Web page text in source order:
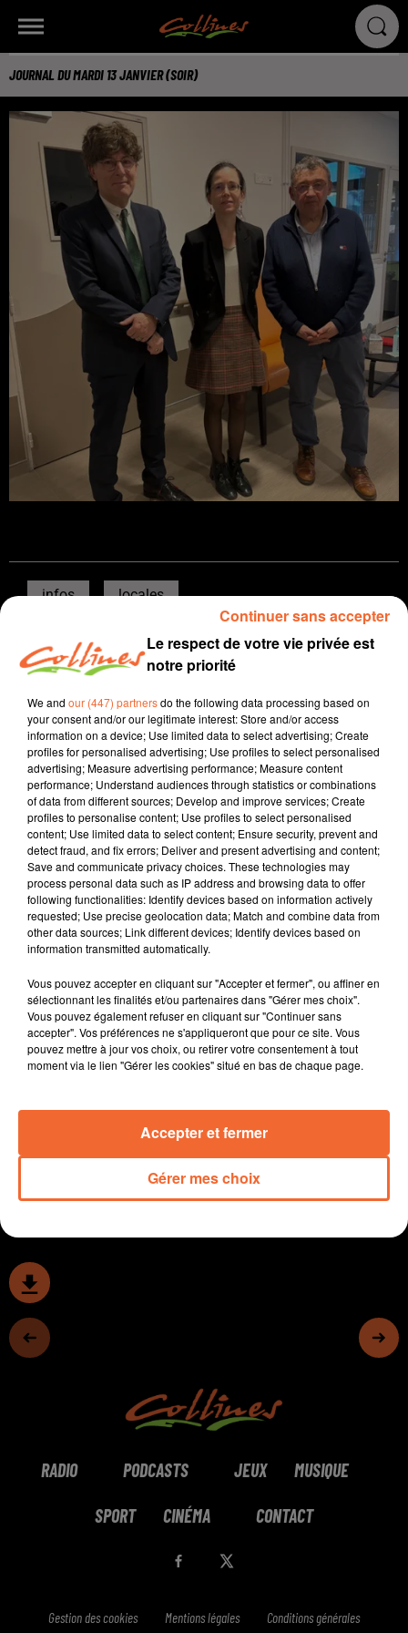
JOURNAL DU MARDI 13 JANVIER (SOIR)
infos locales
13 janvier 2026 - 12 min 58 sec
JOURNAL DU MARDI 13 JANVIER (SOIR)
Patrice Bémanangy
L'info près de chez vous
Présenté par Patrice Bémanangy
Une action d'agriculteurs bio cet après-midi devant le
siège du transformateur bio " Léa Nature " à Périgny
dans la banlieue rochelaise. Ils dénoncent l'utilisation
par l'entreprise de produits de base d'origine étrangère.
Les voeux de l'hôpital local de Mauléon hier, cérémonie
qui s'est déroulée symboliquement dans les murs du
nouvel EHPAD ( photo ).
8 à 10.000 personnes en France en souffrent. La
un documentaire le nanisme qui sera diffusé la
semaine prochaine sur France 2.
Le premier festival " MDR " au Moulin du Roc à Niort
débute demain...l'occasion de présenter l’humour à
bressuiraise Boc'Hall ce samedi avec 3 formations sur
la scène de la salle Emeraude.
0:00 12 min 58 sec
RADIO PODCASTS JEUX MUSIQUE
SPORT CINÉMA CONTACT
Gestion des cookies Mentions légales Conditions générales
Le respect de votre vie privée est
notre priorité
We and our (447) partnersdo the following data processing based on
your consent and/or our legitimate interest: Store and/or access
information on a device; Use limited data to select advertising; Create
profiles for personalised advertising; Use profiles to select personalised
advertising; Measure advertising performance; Measure content
performance; Understand audiences through statistics or combinations
of data from different sources; Develop and improve services; Create
profiles to personalise content; Use profiles to select personalised
content; Use limited data to select content; Ensure security, prevent and
detect fraud, and fix errors; Deliver and present advertising and content;
Save and communicate privacy choices. These technologies may
process personal data such as IP address and browsing data to offer
following functionalities: Identify devices based on information actively
requested; Use precise geolocation data; Match and combine data from
other data sources; Link different devices; Identify devices based on
information transmitted automatically.
Vous pouvez accepter en cliquant sur "Accepter et fermer", ou affiner en
sélectionnant les finalités et/ou partenaires dans "Gérer mes choix".
Vous pouvez également refuser en cliquant sur "Continuer sans
accepter". Vos préférences ne s'appliqueront que pour ce site. Vous
pouvez mettre à jour vos choix, ou retirer votre consentement à tout
moment via le lien "Gérer les cookies" situé en bas de chaque page.
Gérer mes choix
Accepter et fermer
Continuer sans accepter